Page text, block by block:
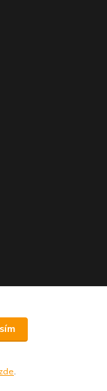
2026 © AZMOBIL.CZ
zde.